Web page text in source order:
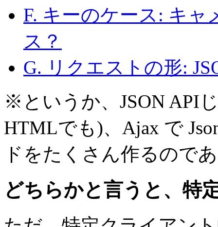
F. キーのケース: キャ
ス？
G. リクエストの形:
※というか、JSON API
HTMLでも)、Ajax で
ドをたくさん作るので
どちらかと言うと、特